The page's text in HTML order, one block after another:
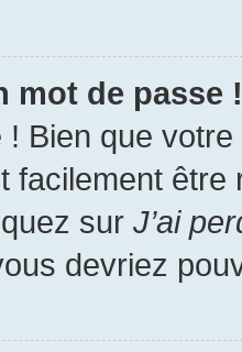
mot de passe !
! Bien que
facilement
sur J’ai
devriez